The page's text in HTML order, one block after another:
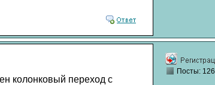
колонковый переход с
Посты: 126